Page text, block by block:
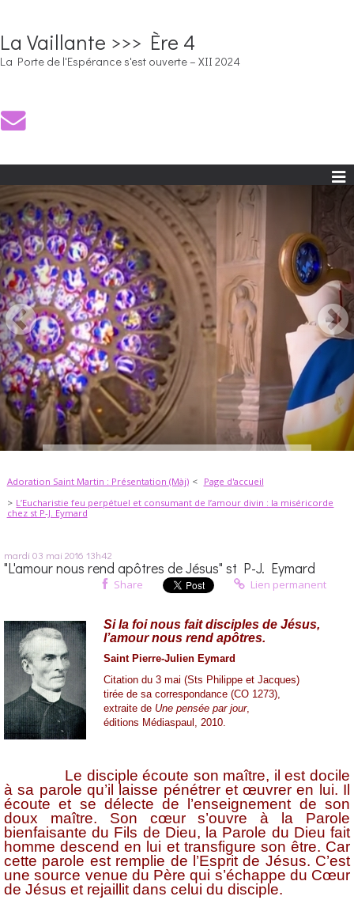
La Vaillante >>> Ère 4
La Porte de l'Espérance s'est ouverte – XII 2024
Adoration Saint Martin : Présentation (Màj)
Page d'accueil
L’Eucharistie feu perpétuel et consumant de l’amour divin : la miséricorde
chez st P-J. Eymard
mardi 03 mai 2016 13h42
"L'amour nous rend apôtres de Jésus" st P-J. Eymard
Share Lien permanent
Si la foi nous fait disciples de Jésus,
l’amour nous rend apôtres.
Saint Pierre-Julien Eymard
Citation du 3 mai (Sts Philippe et Jacques)
tirée de sa correspondance (CO 1273),
extraite de Une pensée par jour,
éditions Médiaspaul, 2010.
Le disciple écoute son maître, il est docile
à sa parole qu’il laisse pénétrer et œuvrer en lui. Il
écoute et se délecte de l’enseignement de son
doux maître. Son cœur s’ouvre à la Parole
bienfaisante du Fils de Dieu, la Parole du Dieu fait
homme descend en lui et transfigure son être. Car
cette parole est remplie de l’Esprit de Jésus. C’est
une source venue du Père qui s’échappe du Cœur
de Jésus et rejaillit dans celui du disciple.